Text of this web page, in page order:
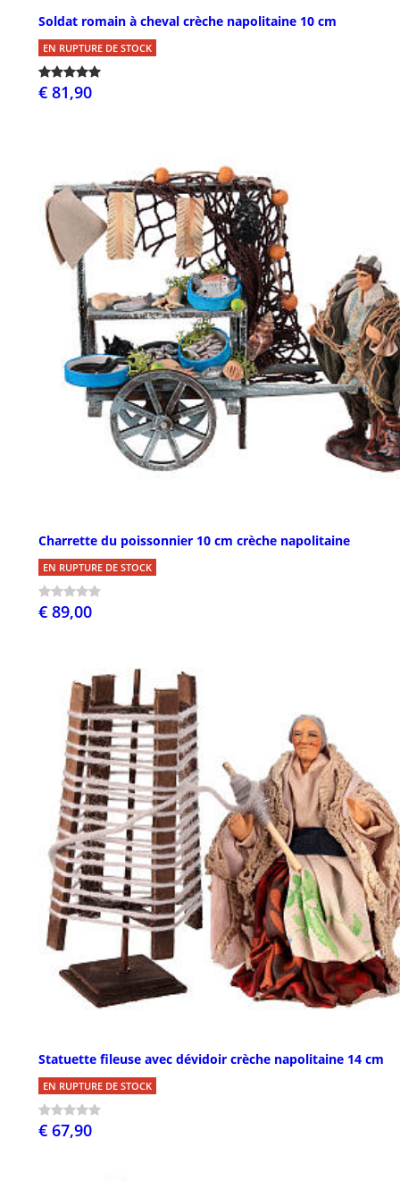
Soldat romain à cheval crèche napolitaine 10 cm
EN RUPTURE DE STOCK
€ 81,90
Charrette du poissonnier 10 cm crèche napolitaine
EN RUPTURE DE STOCK
€ 89,00
Statuette fileuse avec dévidoir crèche napolitaine 14 cm
EN RUPTURE DE STOCK
€ 67,90